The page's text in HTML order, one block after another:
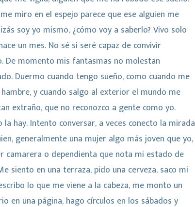
miro en el espejo parece que ese alguien me
soy yo mismo, ¿cómo voy a saberlo? Vivo solo
un mes. No sé si seré capaz de convivir
De momento mis fantasmas no molestan
Duermo cuando tengo sueño, como cuando me
y cuando salgo al exterior el mundo me
extraño, que no reconozco a gente como yo.
la hay. Intento conversar, a veces conecto la mirada
generalmente una mujer algo más joven que yo,
camarera o dependienta que nota mi estado de
siento en una terraza, pido una cerveza, saco mi
lo que me viene a la cabeza, me monto un
en una página, hago círculos en los sábados y